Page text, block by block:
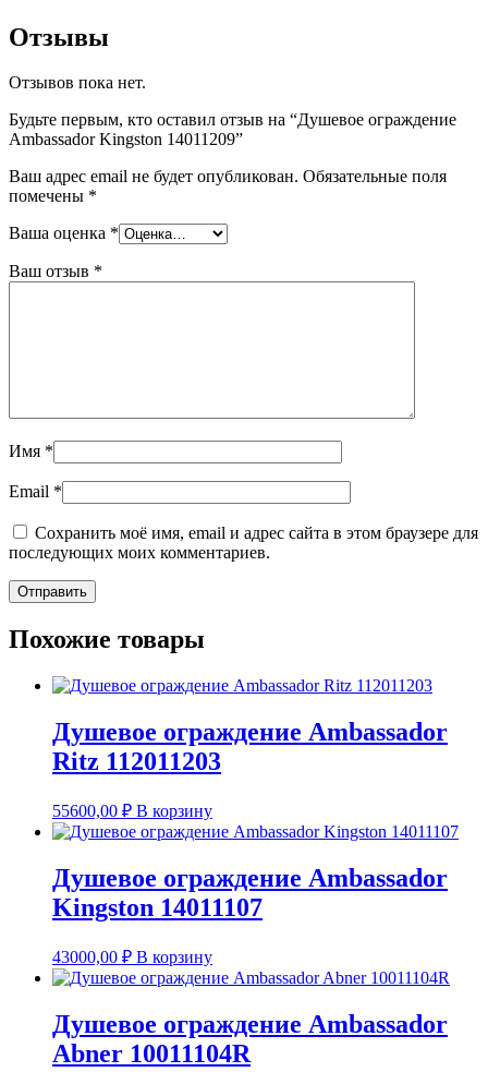
Отзывы
Отзывов пока нет.
Будьте первым, кто оставил отзыв на “Душевое ограждение
Ambassador Kingston 14011209”
Ваш адрес email не будет опубликован. Обязательные поля
помечены *
Ваша оценка *
Ваш отзыв *
Имя *
Email *
Сохранить моё имя, email и адрес сайта в этом браузере для
последующих моих комментариев.
Похожие товары
Душевое ограждение Ambassador
Ritz 112011203
55600,00 ₽ В корзину
Душевое ограждение Ambassador
Kingston 14011107
43000,00 ₽ В корзину
Душевое ограждение Ambassador
Abner 10011104R